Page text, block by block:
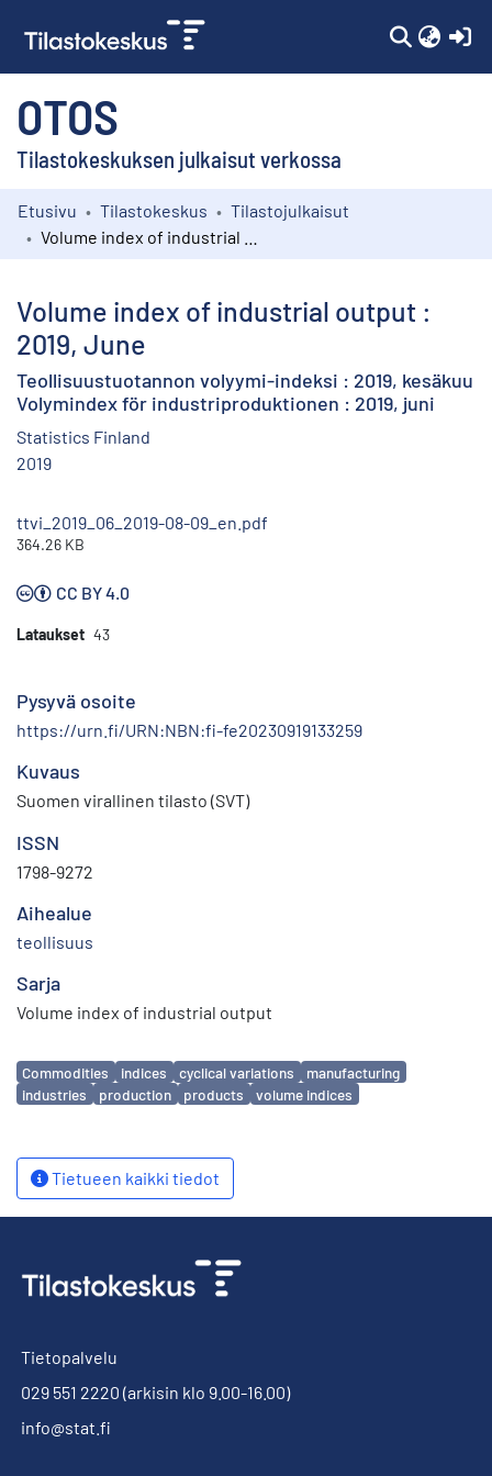
OTOS
Tilastokeskuksen julkaisut verkossa
Kokoelmat
Etusivu Tilastokeskus
Tilastojulkaisut
Volume index of industrial output :
2019, June
Teollisuustuotannon volyymi-indeksi : 2019, kesäkuu
Volymindex för industriproduktionen : 2019, juni
Statistics Finland
2019
ttvi_2019_06_2019-08-09_en.pdf
364.26 KB
CC BY 4.0
Lataukset 43
Pysyvä osoite
https://urn.fi/URN:NBN:fi-fe20230919133259
Kuvaus
Suomen virallinen tilasto (SVT)
ISSN
1798-9272
Aihealue
teollisuus
Sarja
Volume index of industrial output
Avainsanat
Commodities indices cyclical variations
manufacturing
industries
production products volume indices
Tietueen kaikki tiedot
Tietopalvelu
029 551 2220 (arkisin klo 9.00-16.00)
info@stat.fi